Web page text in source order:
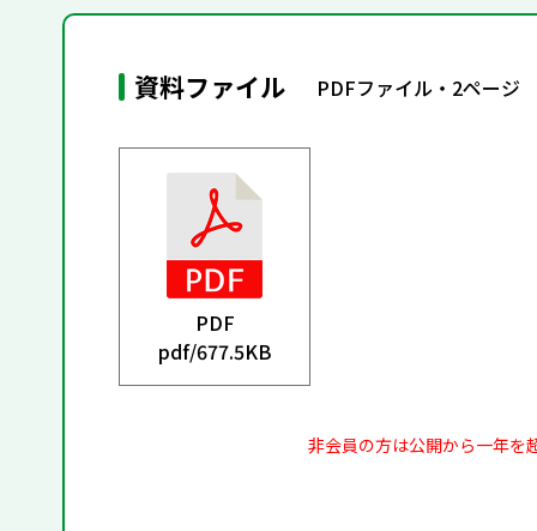
資料ファイル PDFファイル・2ページ
PDF
pdf/677.5KB
非会員の方は公開から一年を